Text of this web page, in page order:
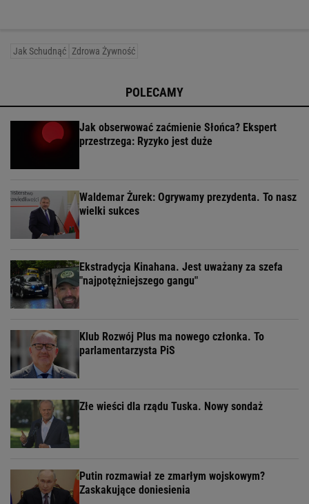
Jak Schudnąć Zdrowa Żywność
POLECAMY
Jak obserwować zaćmienie Słońca? Ekspert
przestrzega: Ryzyko jest duże
Waldemar Żurek: Ogrywamy prezydenta. To nasz
wielki sukces
Ekstradycja Kinahana. Jest uważany za szefa
"najpotężniejszego gangu"
Klub Rozwój Plus ma nowego członka. To
parlamentarzysta PiS
Złe wieści dla rządu Tuska. Nowy sondaż
Putin rozmawiał ze zmarłym wojskowym?
Zaskakujące doniesienia